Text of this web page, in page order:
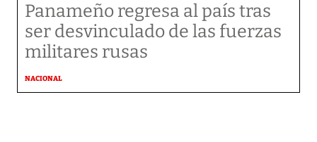
Panameño regresa al país tras
ser desvinculado de las fuerzas
militares rusas
NACIONAL